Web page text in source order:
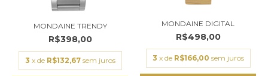
MONDAINE TRENDY
R$398,00
3 x de R$132,67 sem juros
MONDAINE DIGITAL
R$498,00
3 x de R$166,00 sem juros